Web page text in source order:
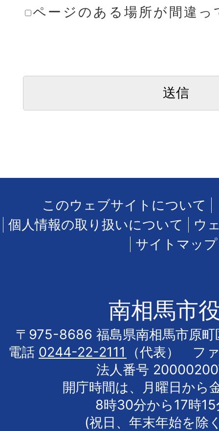
ページのある場所が間違っ
このウェブサイトについて
個人情報の取り扱いについて
ウ
サイトマップ
南相馬市
〒975-8686 福島県南相馬市原町
電話 0244-22-2111
（代表） フ
法人番号
開庁時間は、月曜日から
8時30分から17時
(祝日、年末年始を除